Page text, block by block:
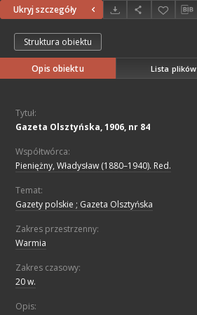
Ukryj szczegóły
Struktura obiektu
Opis obiektu Lista plików
Tytuł:
Gazeta Olsztyńska, 1906, nr 84
Współtwórca:
Pieniężny, Władysław (1880–1940). Red.
Temat:
Gazety polskie ; Gazeta Olsztyńska
Zakres przestrzenny:
Warmia
Zakres czasowy:
20 w.
Opis: